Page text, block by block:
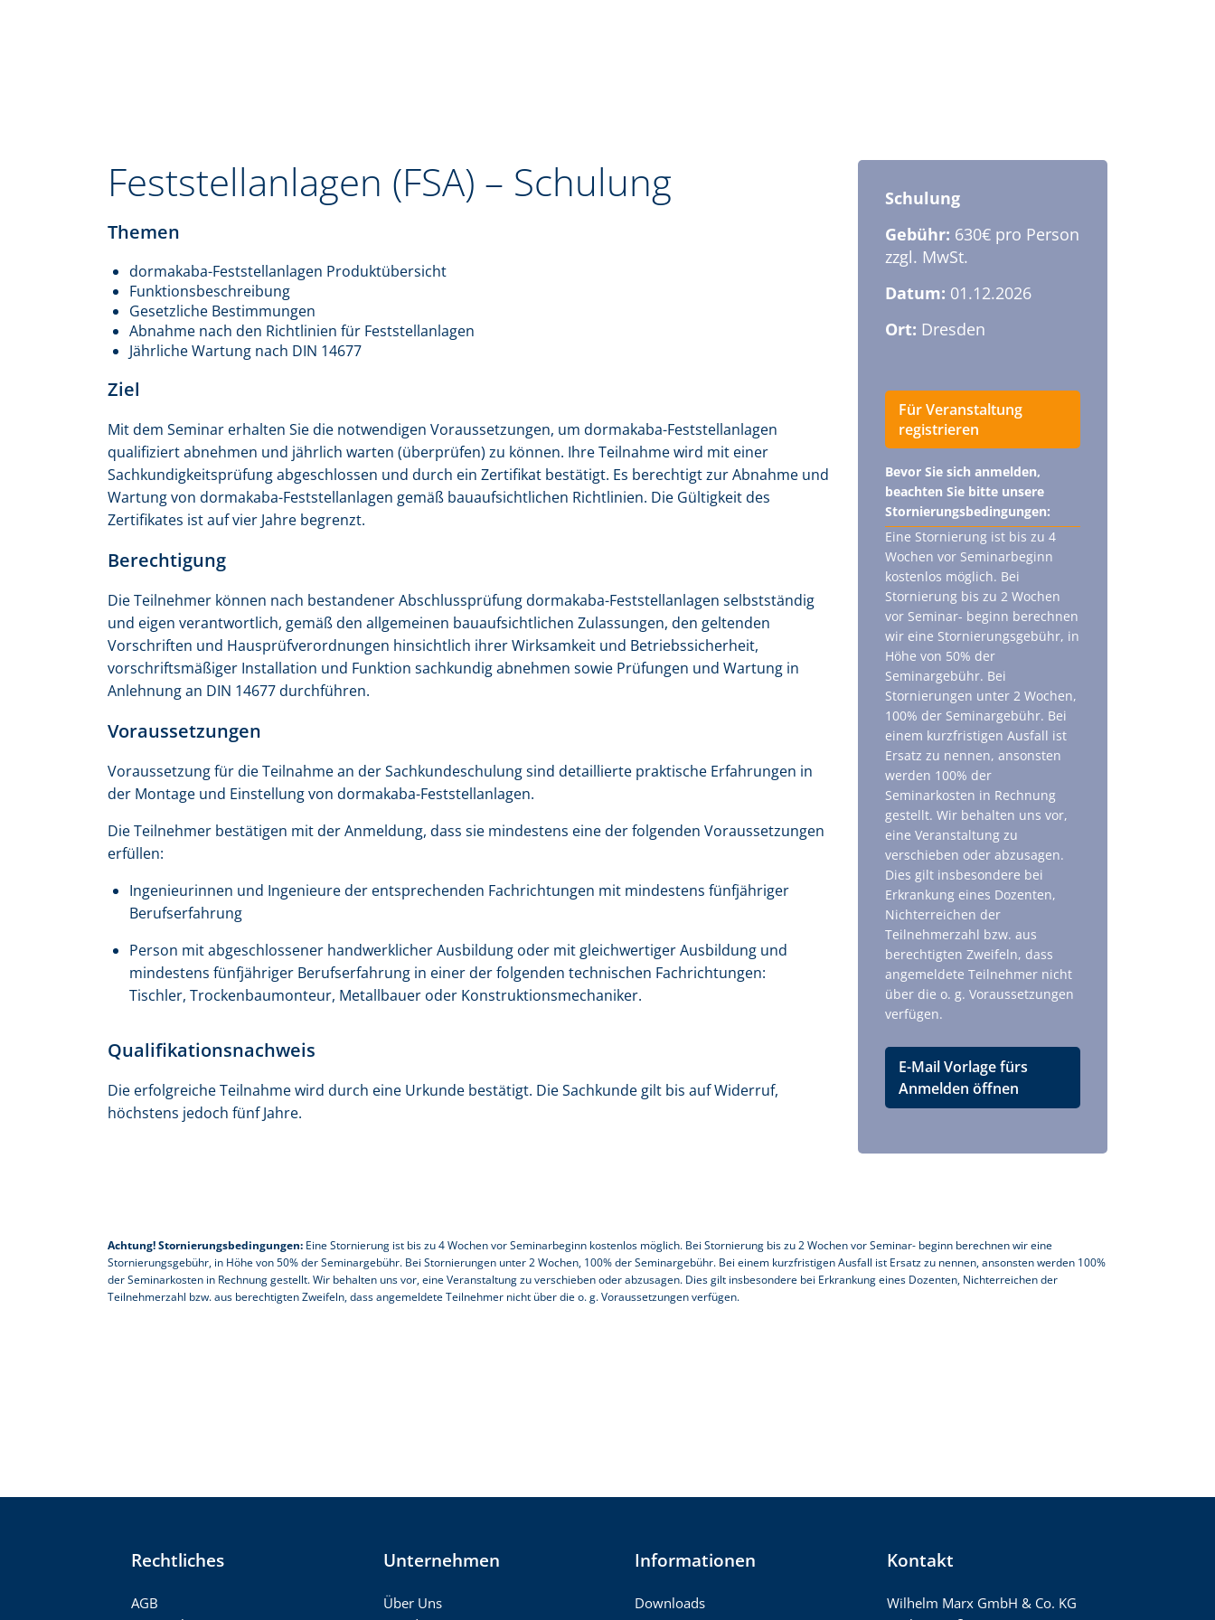
Feststellanlagen (FSA) – Schulung
Themen
dormakaba-Feststellanlagen Produktübersicht
Funktionsbeschreibung
Gesetzliche Bestimmungen
Abnahme nach den Richtlinien für Feststellanlagen
Jährliche Wartung nach DIN 14677
Ziel
Mit dem Seminar erhalten Sie die notwendigen Voraussetzungen, um dormakaba-Feststellanlagen
qualifiziert abnehmen und jährlich warten (überprüfen) zu können. Ihre Teilnahme wird mit einer
Sachkundigkeitsprüfung abgeschlossen und durch ein Zertifikat bestätigt. Es berechtigt zur Abnahme und
Wartung von dormakaba-Feststellanlagen gemäß bauaufsichtlichen Richtlinien. Die Gültigkeit des
Zertifikates ist auf vier Jahre begrenzt.
Berechtigung
Die Teilnehmer können nach bestandener Abschlussprüfung dormakaba-Feststellanlagen selbstständig
und eigen verantwortlich, gemäß den allgemeinen bauaufsichtlichen Zulassungen, den geltenden
Vorschriften und Hausprüfverordnungen hinsichtlich ihrer Wirksamkeit und Betriebssicherheit,
vorschriftsmäßiger Installation und Funktion sachkundig abnehmen sowie Prüfungen und Wartung in
Anlehnung an DIN 14677 durchführen.
Voraussetzungen
Voraussetzung für die Teilnahme an der Sachkundeschulung sind detaillierte praktische Erfahrungen in
der Montage und Einstellung von dormakaba-Feststellanlagen.
Die Teilnehmer bestätigen mit der Anmeldung, dass sie mindestens eine der folgenden Voraussetzungen
erfüllen:
Ingenieurinnen und Ingenieure der entsprechenden Fachrichtungen mit mindestens fünfjähriger
Berufserfahrung
Person mit abgeschlossener handwerklicher Ausbildung oder mit gleichwertiger Ausbildung und
mindestens fünfjähriger Berufserfahrung in einer der folgenden technischen Fachrichtungen:
Tischler, Trockenbaumonteur, Metallbauer oder Konstruktionsmechaniker.
Qualifikationsnachweis
Die erfolgreiche Teilnahme wird durch eine Urkunde bestätigt. Die Sachkunde gilt bis auf Widerruf,
höchstens jedoch fünf Jahre.
Schulung
Gebühr: 630€ pro Person
zzgl. MwSt.
Datum: 01.12.2026
Ort: Dresden
Für Veranstaltung
registrieren
Bevor Sie sich anmelden,
beachten Sie bitte unsere
Stornierungsbedingungen:
Eine Stornierung ist bis zu 4
Wochen vor Seminarbeginn
kostenlos möglich. Bei
Stornierung bis zu 2 Wochen
vor Seminar- beginn berechnen
wir eine Stornierungsgebühr, in
Höhe von 50% der
Seminargebühr. Bei
Stornierungen unter 2 Wochen,
100% der Seminargebühr. Bei
einem kurzfristigen Ausfall ist
Ersatz zu nennen, ansonsten
werden 100% der
Seminarkosten in Rechnung
gestellt. Wir behalten uns vor,
eine Veranstaltung zu
verschieben oder abzusagen.
Dies gilt insbesondere bei
Erkrankung eines Dozenten,
Nichterreichen der
Teilnehmerzahl bzw. aus
berechtigten Zweifeln, dass
angemeldete Teilnehmer nicht
über die o. g. Voraussetzungen
verfügen.
E-Mail Vorlage fürs
Anmelden öffnen
Achtung! Stornierungsbedingungen: Eine Stornierung ist bis zu 4 Wochen vor Seminarbeginn kostenlos möglich. Bei Stornierung bis zu 2 Wochen vor Seminar- beginn berechnen wir eine
Stornierungsgebühr, in Höhe von 50% der Seminargebühr. Bei Stornierungen unter 2 Wochen, 100% der Seminargebühr. Bei einem kurzfristigen Ausfall ist Ersatz zu nennen, ansonsten werden 100%
der Seminarkosten in Rechnung gestellt. Wir behalten uns vor, eine Veranstaltung zu verschieben oder abzusagen. Dies gilt insbesondere bei Erkrankung eines Dozenten, Nichterreichen der
Teilnehmerzahl bzw. aus berechtigten Zweifeln, dass angemeldete Teilnehmer nicht über die o. g. Voraussetzungen verfügen.
Rechtliches
AGB
Unternehmen
Über Uns
Informationen
Downloads
Kontakt
Wilhelm Marx GmbH & Co. KG